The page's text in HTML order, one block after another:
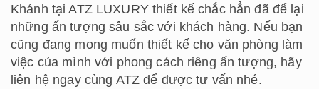
Khánh tại ATZ LUXURY thiết kế chắc hẳn đã để lại
những ấn tượng sâu sắc với khách hàng. Nếu bạn
cũng đang mong muốn thiết kế cho văn phòng làm
việc của mình với phong cách riêng ấn tượng, hãy
liên hệ ngay cùng ATZ để được tư vấn nhé.